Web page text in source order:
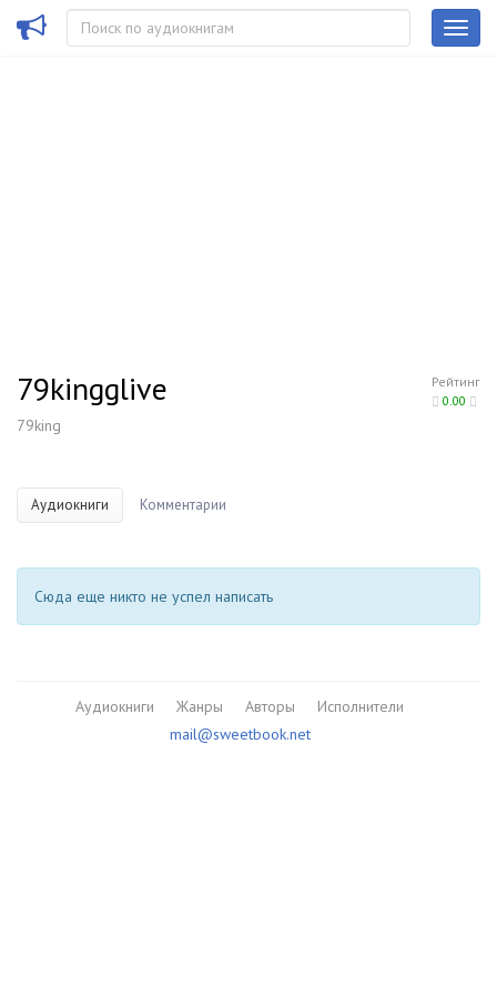
Рейтинг
0.00
79kingglive
79king
Аудиокниги Комментарии
Сюда еще никто не успел написать
Аудиокниги Жанры Авторы
Исполнители
mail@sweetbook.net